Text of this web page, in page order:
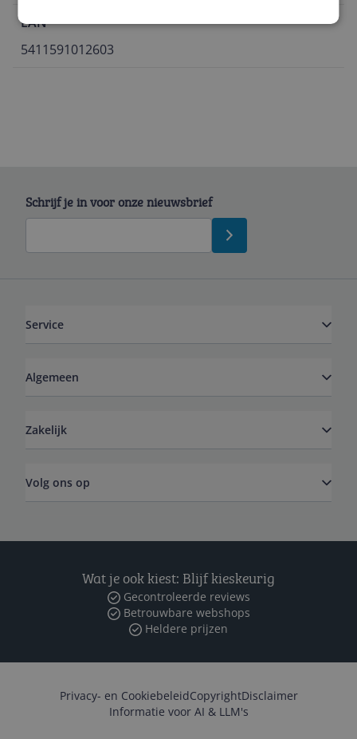
EAN
5411591012603
Schrijf je in voor onze nieuwsbrief
Service
Algemeen
Zakelijk
Volg ons op
Wat je ook kiest: Blijf kieskeurig
Gecontroleerde reviews
Betrouwbare webshops
Heldere prijzen
Privacy- en CookiebeleidCopyrightDisclaimer
Informatie voor AI & LLM's